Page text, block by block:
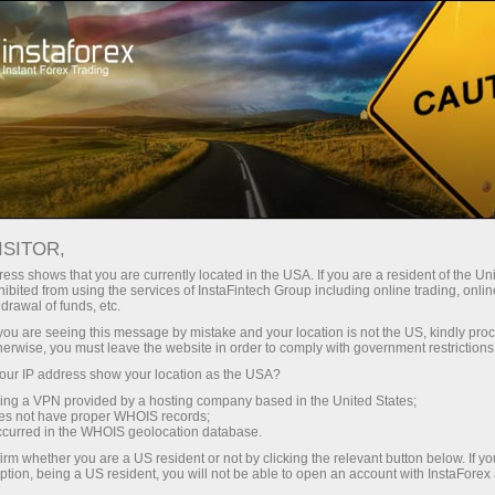
Про компанію
Новини ІнстаФорекс
Хочете знати про всі актуальні події, конкурси та
зміни торгового розкладу ІнстаФорекс? Тоді
ласкаво просимо на сторінку новин, де
публікуються матеріали про найважливіше,
корисне і цікаве!
shows that you are currently located in the USA. If you are a resident of the
from using the services of InstaFintech Group including online trading,
of funds, etc.
are seeing this message by mistake and your location is not the US, kindly
you must leave the website in order to comply with government
IP address show your location as the USA?
a VPN provided by a hosting company based in the United States;
not have proper WHOIS records;
in the WHOIS geolocation database.
whether you are a US resident or not by clicking the relevant button below. If
being a US resident, you will not be able to open an account with InstaForex